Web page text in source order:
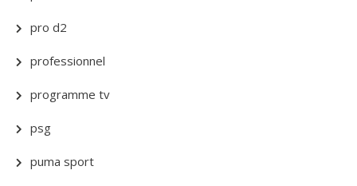
pro d2
professionnel
programme tv
psg
puma sport